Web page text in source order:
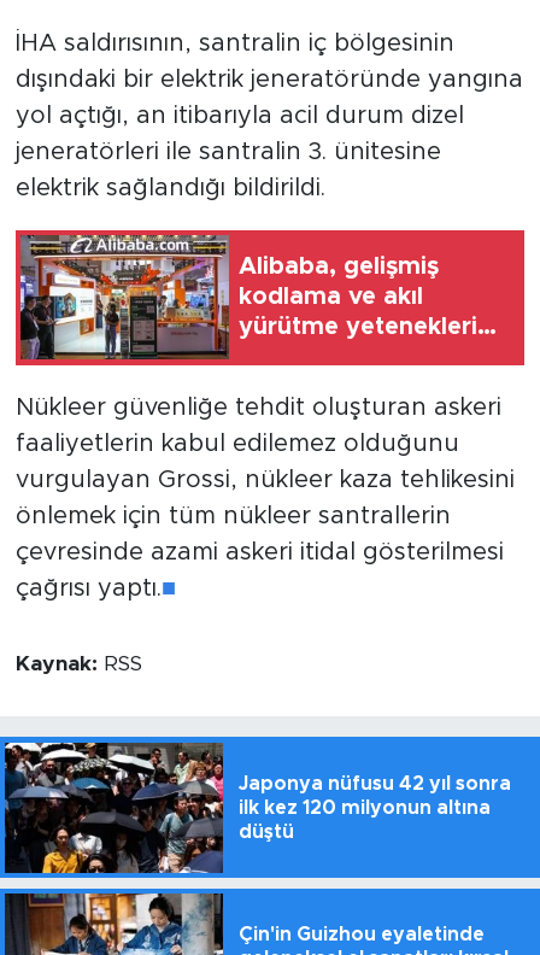
İHA saldırısının, santralin iç bölgesinin
dışındaki bir elektrik jeneratöründe yangına
yol açtığı, an itibarıyla acil durum dizel
jeneratörleri ile santralin 3. ünitesine
elektrik sağlandığı bildirildi.
Alibaba, gelişmiş
kodlama ve akıl
yürütme yeteneklerine
tanıttı
Nükleer güvenliğe tehdit oluşturan askeri
faaliyetlerin kabul edilemez olduğunu
vurgulayan Grossi, nükleer kaza tehlikesini
önlemek için tüm nükleer santrallerin
çevresinde azami askeri itidal gösterilmesi
çağrısı yaptı.■
Kaynak: RSS
Japonya nüfusu 42 yıl sonra
ilk kez 120 milyonun altına
düştü
Çin'in Guizhou eyaletinde